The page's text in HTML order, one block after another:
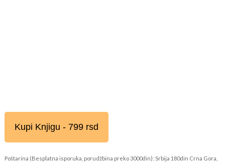
Kupi Knjigu - 799 rsd
Poštarina (Besplatna isporuka, porudžbina preko 3000din): Srbija 180din Crna Gora,